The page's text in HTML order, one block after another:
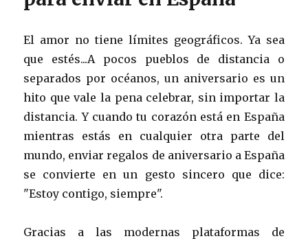
El amor no tiene límites geográficos. Ya sea
que estés...A pocos pueblos de distancia o
separados por océanos, un aniversario es un
hito que vale la pena celebrar, sin importar la
distancia. Y cuando tu corazón está en España
mientras estás en cualquier otra parte del
mundo, enviar regalos de aniversario a España
se convierte en un gesto sincero que dice:
"Estoy contigo, siempre".
Gracias a las modernas plataformas de